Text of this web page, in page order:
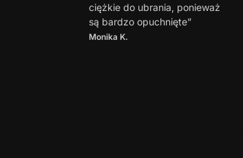
ciężkie do ubrania, ponieważ
są bardzo opuchnięte”
Monika K.